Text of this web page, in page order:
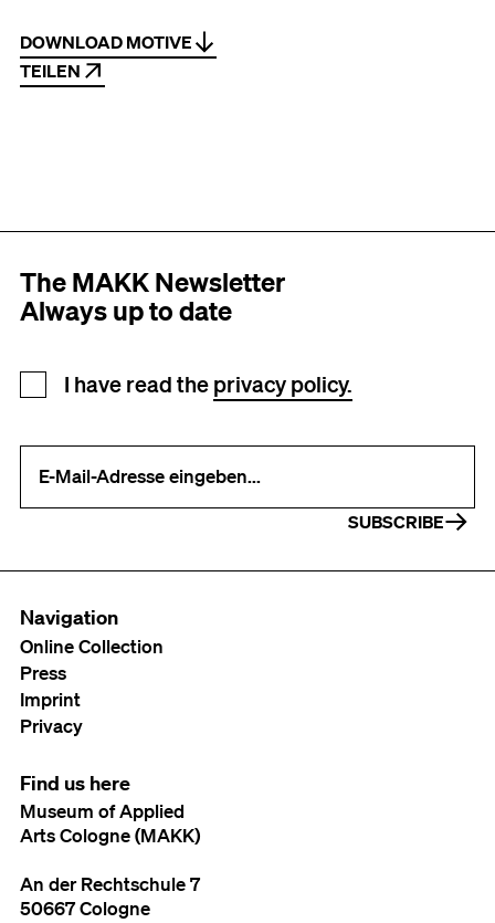
DOWNLOAD MOTIVE
TEILEN
The MAKK Newsletter
Always up to date
Newsletter registration
I have read the privacy policy.
SUBSCRIBE
Navigation
Online Collection
Press
Imprint
Privacy
Find us here
Museum of Applied
Arts Cologne (MAKK)
An der Rechtschule 7
50667 Cologne